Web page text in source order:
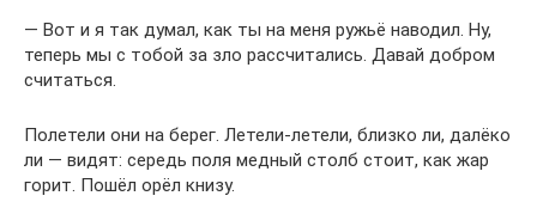
— Вот и я так думал, как ты на меня ружьё наводил. Ну,
теперь мы с тобой за зло рассчитались. Давай добром
считаться.
Полетели они на берег. Летели-летели, близко ли, далёко
ли — видят: середь поля медный столб стоит, как жар
горит. Пошёл орёл книзу.